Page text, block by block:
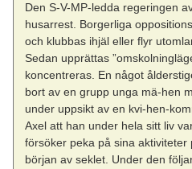
Den S-V-MP-ledda regeringen
husarrest. Borgerliga
och klubbas ihjäl eller flyr
Sedan upprättas
koncentreras. En något
bort av en grupp unga mä-hen
under uppsikt av en kvi-hen-
Axel att han under hela sitt liv
försöker peka på sina
början av seklet. Under den